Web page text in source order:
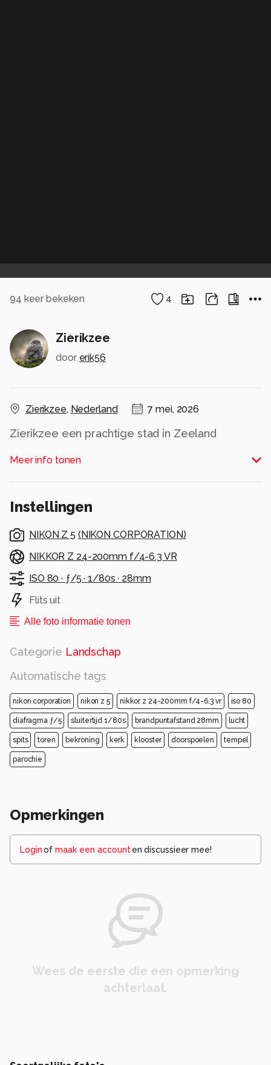
94 keer bekeken 4
Zierikzee
door erik56
Zierikzee, Nederland 7 mei, 2026
Zierikzee een prachtige stad in Zeeland
Alle rechten voorbehouden
Meer info tonen
Instellingen
NIKON Z 5 ( NIKON CORPORATION)
NIKKOR Z 24-200mm f/4-6.3 VR
ISO 80 · ƒ/5 ·1/80s · 28mm
Flits uit
Alle foto informatie tonen
Categorie Landschap
Automatische tags
nikon corporation nikon z 5 nikkor z 24-200mm f/4-6.3 vr iso 80
diafragma ƒ/5 sluitertijd 1/80s brandpuntafstand 28mm lucht
spits toren bekroning kerk klooster doorspoelen tempel
parochie
Opmerkingen
Loginof maak een account en discussieer mee!
Wees de eerste die een opmerking
achterlaat.